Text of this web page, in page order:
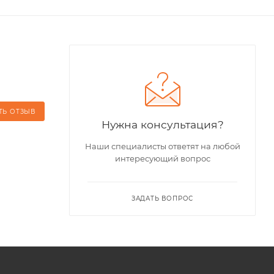
ОТЗЫВ
Нужна консультация?
Наши специалисты ответят на любой
интересующий вопрос
ЗАДАТЬ ВОПРОС